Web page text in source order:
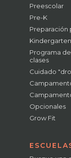
Preescolar
Pre-K
Preparación
Programa
clases
Cuidado
Opcionales
Grow Fit